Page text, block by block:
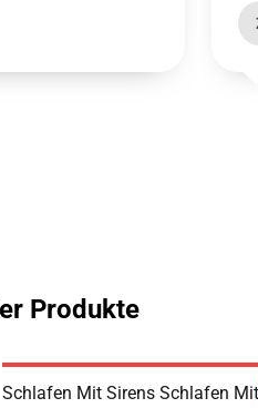
Produkte
Schlafen Mit Sirens Schlafen